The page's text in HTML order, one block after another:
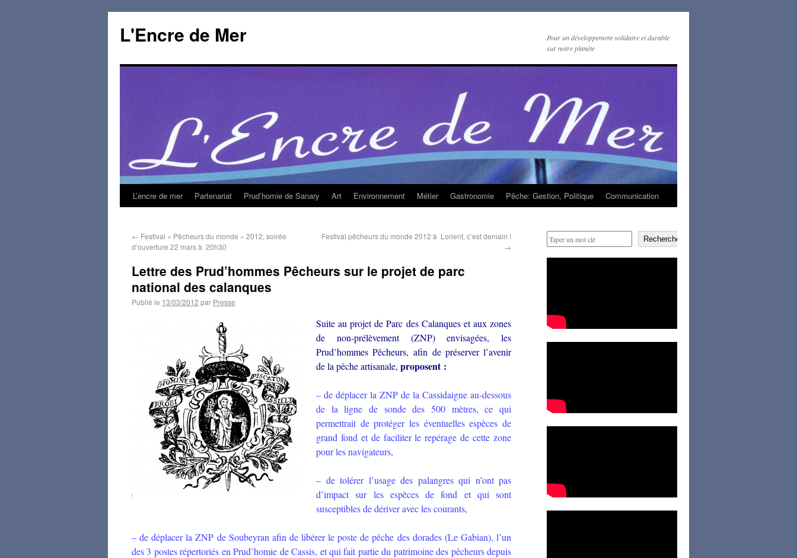
L'Encre de Mer
Pour un développement solidaire et durable
sur notre planète
L’encre de mer Partenariat Prud’homie de Sanary Art Environnement Métier Gastronomie Pêche: Gestion, Politique Communication
← Festival « Pêcheurs du monde » 2012, soirée
d’ouverture 22 mars à 20h30
Festival pêcheurs du monde 2012 à Lorient, c’est demain !
→
Lettre des Prud’hommes Pêcheurs sur le projet de parc
national des calanques
Publié le 13/03/2012 par Presse
Suite au projet de Parc des Calanques et aux zones
de non-prélèvement (ZNP) envisagées, les
Prud’hommes Pêcheurs, afin de préserver l’avenir
de la pêche artisanale, proposent :
– de déplacer la ZNP de la Cassidaigne au-dessous
de la ligne de sonde des 500 mètres, ce qui
permettrait de protéger les éventuelles espèces de
grand fond et de faciliter le repérage de cette zone
pour les navigateurs,
– de tolérer l’usage des palangres qui n’ont pas
d’impact sur les espèces de fond et qui sont
susceptibles de dériver avec les courants,
– de déplacer la ZNP de Soubeyran afin de libérer le poste de pêche des dorades (Le Gabian), l’un
des 3 postes répertoriés en Prud’homie de Cassis, et qui fait partie du patrimoine des pêcheurs depuis
Rechercher